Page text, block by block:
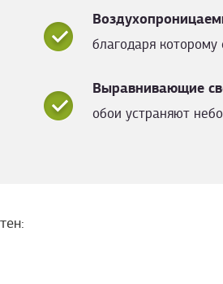
благодаря
Выравнивающие
обои устраняют